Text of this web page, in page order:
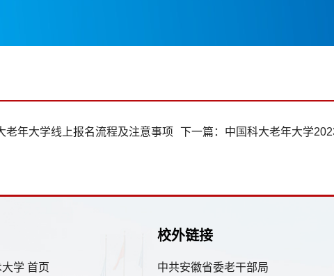
老年大学线上报名流程及注意事项 下一篇： 中国科大老年大学
学 首页
校外链接
中共安徽省委老干部局